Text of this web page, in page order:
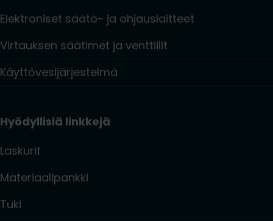
Elektroniset säätö- ja ohjauslaitteet
Virtauksen säätimet ja venttiilit
Käyttövesijärjestelmä
Hyödyllisiä linkkejä
Laskurit
Materiaalipankki
Tuki